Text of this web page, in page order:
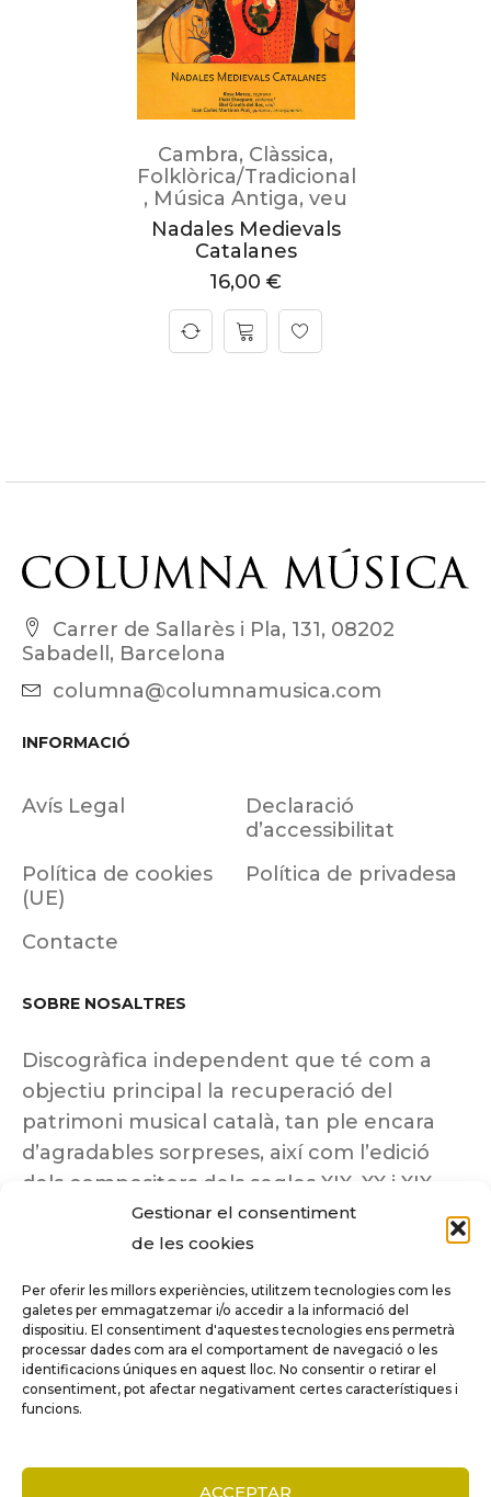
Gestionar el consentiment
de les cookies
Per oferir les millors experiències, utilitzem tecnologies com les
galetes per emmagatzemar i/o accedir a la informació del
dispositiu. El consentiment d'aquestes tecnologies ens permetrà
processar dades com ara el comportament de navegació o les
identificacions úniques en aquest lloc. No consentir o retirar el
consentiment, pot afectar negativament certes característiques i
funcions.
ACCEPTAR
Cambra, Clàssica,
Folklòrica/Tradicional
, Música Antiga, veu
Nadales Medievals
Catalanes
16,00 €
Carrer de Sallarès i Pla, 131, 08202
Sabadell, Barcelona
columna@columnamusica.com
INFORMACIÓ
Avís Legal
Declaració
d’accessibilitat
Política de cookies
(UE)
Política de privadesa
Contacte
SOBRE NOSALTRES
Discogràfica independent que té com a
objectiu principal la recuperació del
patrimoni musical català, tan ple encara
d’agradables sorpreses, així com l’edició
dels compositors dels segles XIX, XX i XIX
insuficientment coneguts.
Tots els drets reservats a ©Columna
Música.
COMPARE (0)